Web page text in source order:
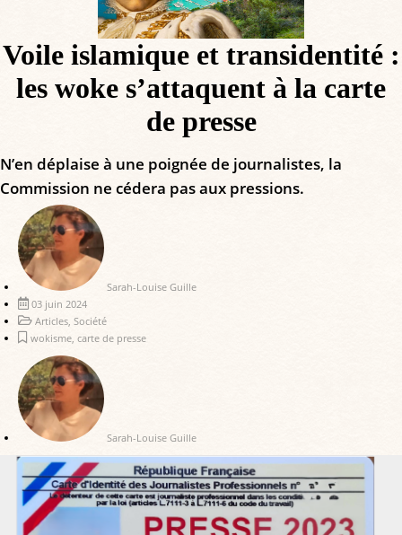
Voile islamique et transidentité :
les woke s’attaquent à la carte
de presse
N’en déplaise à une poignée de journalistes, la
Commission ne cédera pas aux pressions.
Sarah-Louise Guille
03 juin 2024
Articles, Société
wokisme, carte de presse
Sarah-Louise Guille